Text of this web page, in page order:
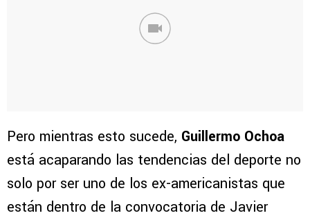
Pero mientras esto sucede, Guillermo Ochoa
está acaparando las tendencias del deporte no
solo por ser uno de los ex-americanistas que
están dentro de la convocatoria de Javier